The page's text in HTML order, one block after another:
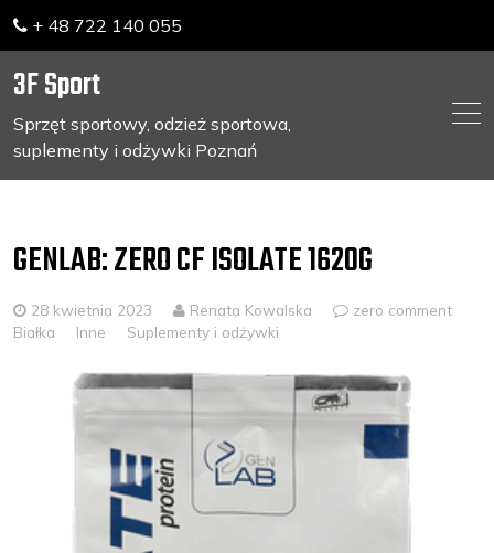
content
+ 48 722 140 055
3F Sport
Sprzęt sportowy, odzież sportowa,
suplementy i odżywki Poznań
GENLAB: ZERO CF ISOLATE 1620G
28 kwietnia 2023 Renata Kowalska
zero comment
Białka
Inne Suplementy i odżywki